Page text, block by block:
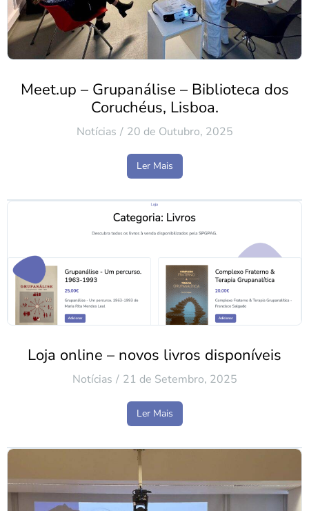
Meet.up – Grupanálise – Biblioteca dos
Coruchéus, Lisboa.
Notícias 20 de Outubro, 2025
Ler Mais
Loja online – novos livros disponíveis
Notícias 21 de Setembro, 2025
Ler Mais